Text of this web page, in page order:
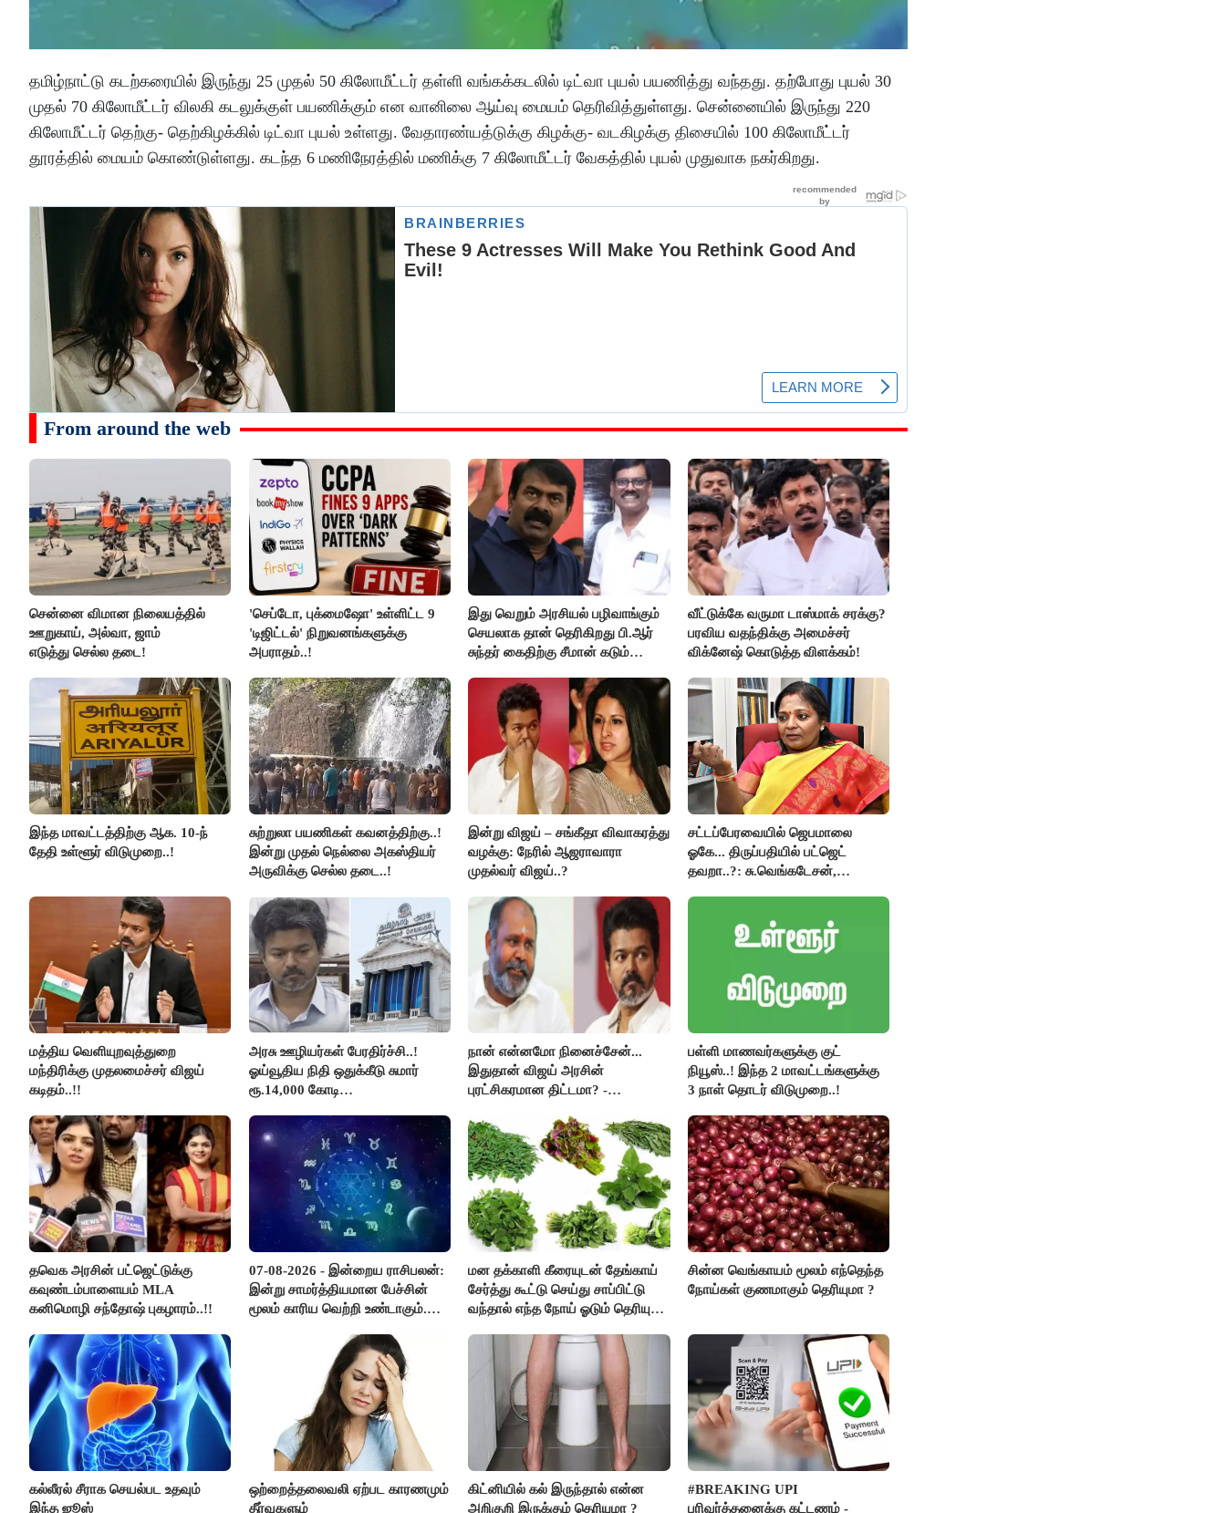
தமிழ்நாட்டு கடற்கரையில் இருந்து 25 முதல் 50 கிலோமீட்டர் தள்ளி வங்கக்கடலில் டிட்வா புயல் பயணித்து வந்தது. தற்போது புயல் 30
முதல் 70 கிலோமீட்டர் விலகி கடலுக்குள் பயணிக்கும் என வானிலை ஆய்வு மையம் தெரிவித்துள்ளது. சென்னையில் இருந்து 220
கிலோமீட்டர் தெற்கு- தெற்கிழக்கில் டிட்வா புயல் உள்ளது. வேதாரண்யத்டுக்கு கிழக்கு- வடகிழக்கு திசையில் 100 கிலோமீட்டர்
தூரத்தில் மையம் கொண்டுள்ளது. கடந்த 6 மணிநேரத்தில் மணிக்கு 7 கிலோமீட்டர் வேகத்தில் புயல் முதுவாக நகர்கிறது.
From around the web
சென்னை விமான நிலையத்தில்
ஊறுகாய், அல்வா, ஜாம்
எடுத்து செல்ல தடை!
'செப்டோ, புக்மைஷோ' உள்ளிட்ட 9
'டிஜிட்டல்' நிறுவனங்களுக்கு
அபராதம்..!
இது வெறும் அரசியல் பழிவாங்கும்
செயலாக தான் தெரிகிறது பி.ஆர்
சுந்தர் கைதிற்கு சீமான் கடும்
வீட்டுக்கே வருமா டாஸ்மாக் சரக்கு?
பரவிய வதந்திக்கு அமைச்சர்
விக்னேஷ் கொடுத்த விளக்கம்!
இந்த மாவட்டத்திற்கு ஆக. 10-ந்
தேதி உள்ளூர் விடுமுறை..!
சுற்றுலா பயணிகள் கவனத்திற்கு..!
இன்று முதல் நெல்லை அகஸ்தியர்
அருவிக்கு செல்ல தடை..!
இன்று விஜய் – சங்கீதா விவாகரத்து
வழக்கு: நேரில் ஆஜராவாரா
முதல்வர் விஜய்..?
சட்டப்பேரவையில் ஜெபமாலை
ஓகே... திருப்பதியில் பட்ஜெட்
தவறா..?: சு.வெங்கடேசன்,
மத்திய வெளியுறவுத்துறை
மந்திரிக்கு முதலமைச்சர் விஜய்
கடிதம்..!!
அரசு ஊழியர்கள் பேரதிர்ச்சி..!
ஓய்வூதிய நிதி ஒதுக்கீடு சுமார்
ரூ.14,000 கோடி
நான் என்னமோ நினைச்சேன்...
இதுதான் விஜய் அரசின்
புரட்சிகரமான திட்டமா? -
பள்ளி மாணவர்களுக்கு குட்
நியூஸ்..! இந்த 2 மாவட்டங்களுக்கு
3 நாள் தொடர் விடுமுறை..!
தவெக அரசின் பட்ஜெட்டுக்கு
கவுண்டம்பாளையம் MLA
கனிமொழி சந்தோஷ் புகழாரம்..!!
07-08-2026 - இன்றைய ராசிபலன்:
இன்று சாமர்த்தியமான பேச்சின்
மூலம் காரிய வெற்றி உண்டாகும்.
ஒப்படைப்பதில் கவனம் தேவை..!
மன தக்காளி கீரையுடன் தேங்காய்
சேர்த்து கூட்டு செய்து சாப்பிட்டு
வந்தால் எந்த நோய் ஓடும் தெரியுமா
சின்ன வெங்காயம் மூலம் எந்தெந்த
நோய்கள் குணமாகும் தெரியுமா ?
கல்லீரல் சீராக செயல்பட உதவும்
இந்த ஜூஸ்
ஒற்றைத்தலைவலி ஏற்பட காரணமும்
தீர்வுகளும்
கிட்னியில் கல் இருந்தால் என்ன
அறிகுறி இருக்கும் தெரியுமா ?
#BREAKING UPI
பரிவர்த்தனைக்கு கட்டணம் -